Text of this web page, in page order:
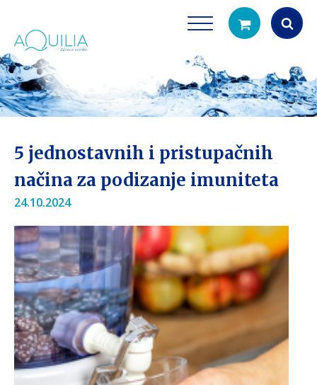
search
5 jednostavnih i pristupačnih
načina za podizanje imuniteta
24.10.2024
Tuš glave
filtriranje vode za tuširanje
Vrčevi za
Potpuno prijenosno
čistu vodu za